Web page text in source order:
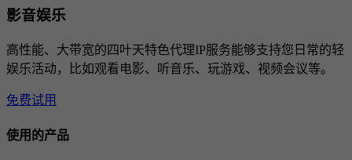
影音娱乐
高性能、大带宽的四叶天特色代理IP服务能够支持您日常的轻
娱乐活动，比如观看电影、听音乐、玩游戏、视频会议等。
免费试用
使用的产品